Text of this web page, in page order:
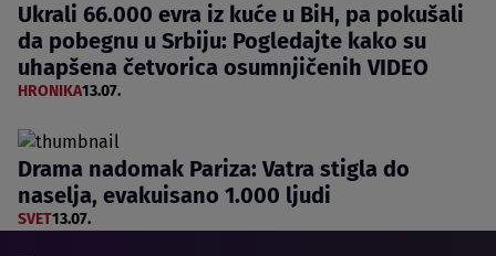
Ukrali 66.000 evra iz kuće u BiH, pa pokušali
da pobegnu u Srbiju: Pogledajte kako su
uhapšena četvorica osumnjičenih VIDEO
HRONIKA13.07.
Drama nadomak Pariza: Vatra stigla do
naselja, evakuisano 1.000 ljudi
SVET13.07.